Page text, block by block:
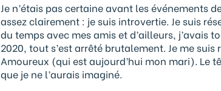
Je n’étais pas certaine avant les événements
assez clairement : je suis introvertie. Je suis
du temps avec mes amis et d’ailleurs, j’avais
2020, tout s’est arrêté brutalement. Je me
Amoureux (qui est aujourd’hui mon mari). Le
que je ne l’aurais imaginé.